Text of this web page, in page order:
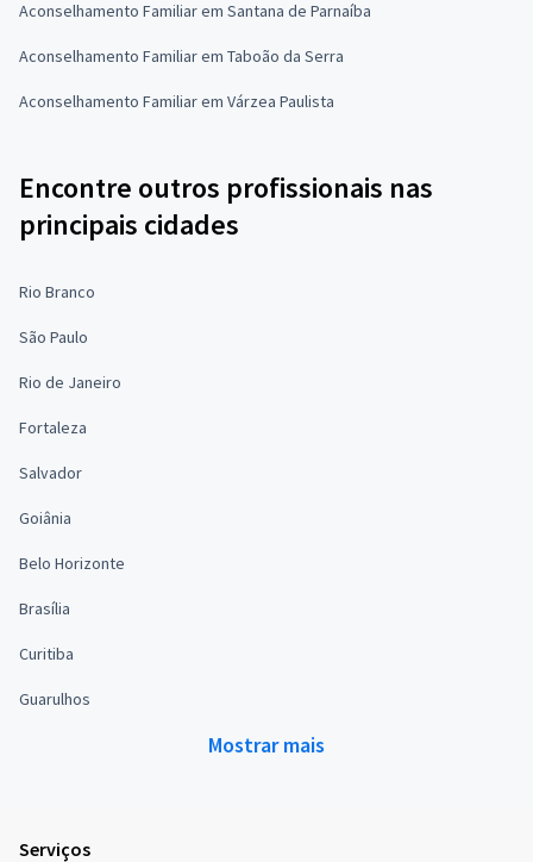
Aconselhamento Familiar em Santana de Parnaíba
Aconselhamento Familiar em Taboão da Serra
Aconselhamento Familiar em Várzea Paulista
Encontre outros profissionais nas
principais cidades
Rio Branco
São Paulo
Rio de Janeiro
Fortaleza
Salvador
Goiânia
Belo Horizonte
Brasília
Curitiba
Guarulhos
Mostrar mais
Serviços